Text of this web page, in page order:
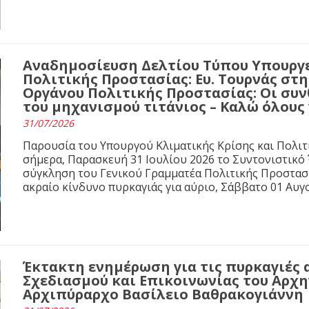
Αναδημοσίευση Δελτίου Τύπου
Πολιτικής Προστασίας: Ευ. Τουρνάς
Οργάνου Πολιτικής Προστασίας: Οι
του μηχανισμού τιτάνιος – Καλώ
31/07/2026
Παρουσία του Υπουργού Κλιματικής Κρίσης και
σήμερα, Παρασκευή 31 Ιουλίου 2026 το
σύγκληση του Γενικού Γραμματέα Πολιτικής
ακραίο κίνδυνο πυρκαγιάς για αύριο, Σάββατο 01
Έκτακτη ενημέρωση για τις
Σχεδιασμού και Επικοινωνίας του
Αρχιπύραρχο Βασίλειο Βαθρακογιάννη